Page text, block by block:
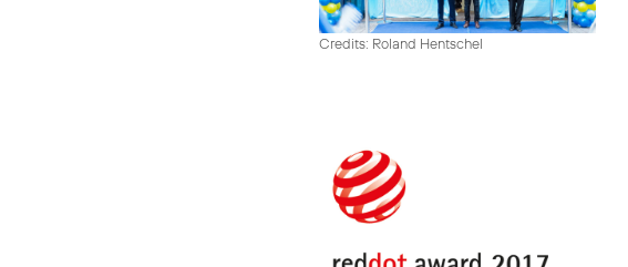
Credits: Roland Hentschel